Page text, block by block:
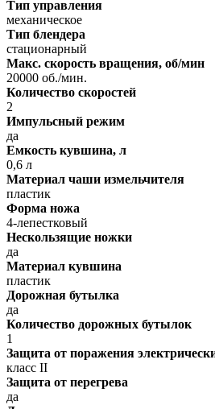
Тип управления
механическое
Тип блендера
стационарный
Макс. скорость вращения, об/мин
20000 об./мин.
Количество скоростей
2
Импульсный режим
да
Емкость кувшина, л
0,6 л
Материал чаши измельчителя
пластик
Форма ножа
4-лепестковый
Нескользящие ножки
да
Материал кувшина
пластик
Дорожная бутылка
да
Количество дорожных бутылок
1
Защита от поражения
класс II
Защита от перегрева
да